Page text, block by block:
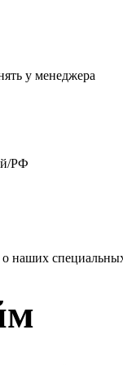
у менеджера
РФ
наших